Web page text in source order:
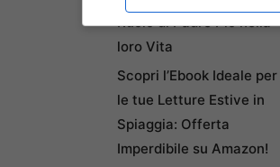
Ruolo di Padre Pio nella
loro Vita
Scopri l’Ebook Ideale per
le tue Letture Estive in
Spiaggia: Offerta
Imperdibile su Amazon!